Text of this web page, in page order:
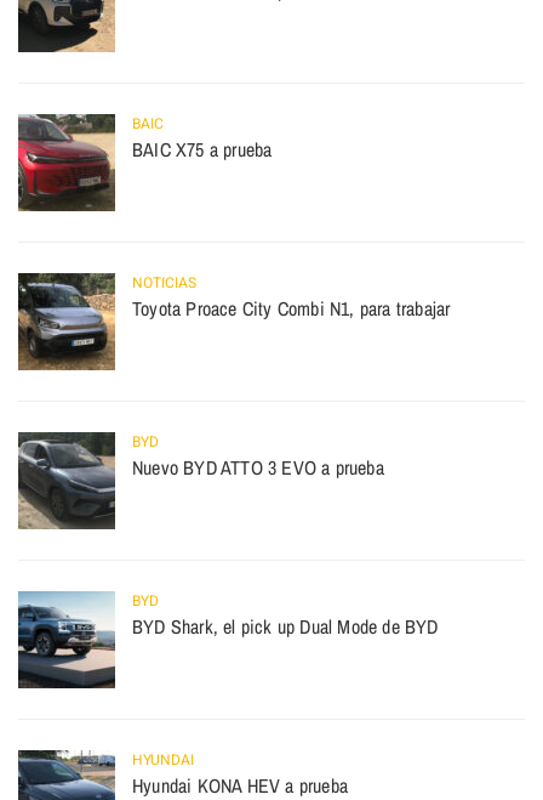
BAIC
BAIC X75 a prueba
NOTICIAS
Toyota Proace City Combi N1, para trabajar
BYD
Nuevo BYD ATTO 3 EVO a prueba
BYD
BYD Shark, el pick up Dual Mode de BYD
HYUNDAI
Hyundai KONA HEV a prueba